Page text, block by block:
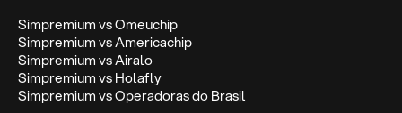
Simpremium vs Omeuchip
Simpremium vs Americachip
Simpremium vs Airalo
Simpremium vs Holafly
Simpremium vs Operadoras do Brasil